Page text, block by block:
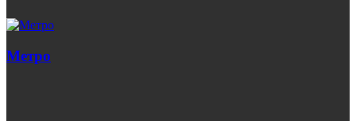
Метро